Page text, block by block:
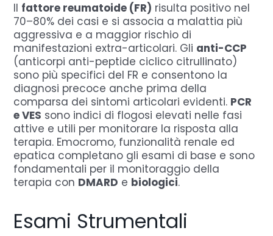
Il fattore reumatoide (FR) risulta positivo nel
70–80% dei casi e si associa a malattia più
aggressiva e a maggior rischio di
manifestazioni extra-articolari. Gli anti-CCP
(anticorpi anti-peptide ciclico citrullinato)
sono più specifici del FR e consentono la
diagnosi precoce anche prima della
comparsa dei sintomi articolari evidenti. PCR
e VES sono indici di flogosi elevati nelle fasi
attive e utili per monitorare la risposta alla
terapia. Emocromo, funzionalità renale ed
epatica completano gli esami di base e sono
fondamentali per il monitoraggio della
terapia con DMARD e biologici.
Esami Strumentali